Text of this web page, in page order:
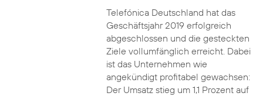
Telefónica Deutschland hat das
Geschäftsjahr 2019 erfolgreich
abgeschlossen und die gesteckten
Ziele vollumfänglich erreicht. Dabei
ist das Unternehmen wie
angekündigt profitabel gewachsen:
Der Umsatz stieg um 1,1 Prozent auf